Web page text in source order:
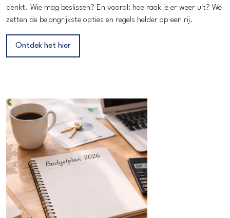
denkt. Wie mag beslissen? En vooral: hoe raak je er weer uit? We
zetten de belangrijkste opties en regels helder op een rij.
Ontdek het hier